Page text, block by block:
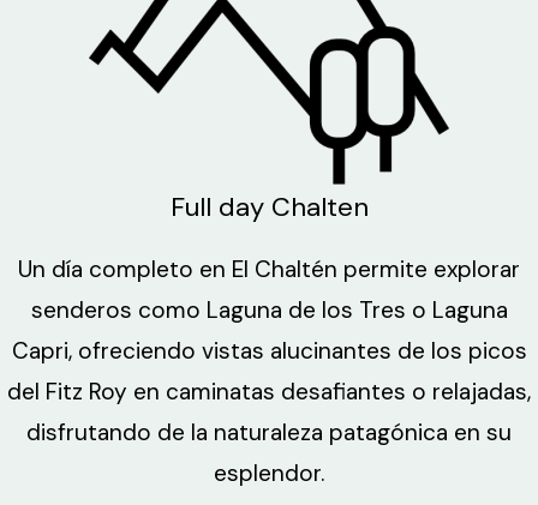
Full day Chalten
Un día completo en El Chaltén permite explorar
senderos como Laguna de los Tres o Laguna
Capri, ofreciendo vistas alucinantes de los picos
del Fitz Roy en caminatas desafiantes o relajadas,
disfrutando de la naturaleza patagónica en su
esplendor.